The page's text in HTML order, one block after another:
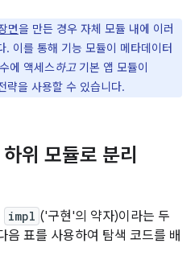
면을 만든 경우 자체 모듈 내에 이러
. 이를 통해 기능 모듈이 메타데이터
에 액세스하고기본 앱 모듈이
략을 사용할 수 있습니다.
위 모듈로 분리
impl ('구현'의 약자)이라는 두
음 표를 사용하여 탐색 코드를 배